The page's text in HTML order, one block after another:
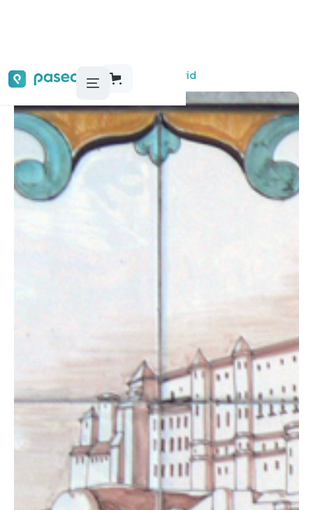
Audioguías, tours y actividades Madrid